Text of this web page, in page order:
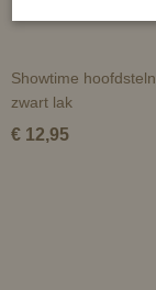
Showtime
zwart lak
€ 12,95